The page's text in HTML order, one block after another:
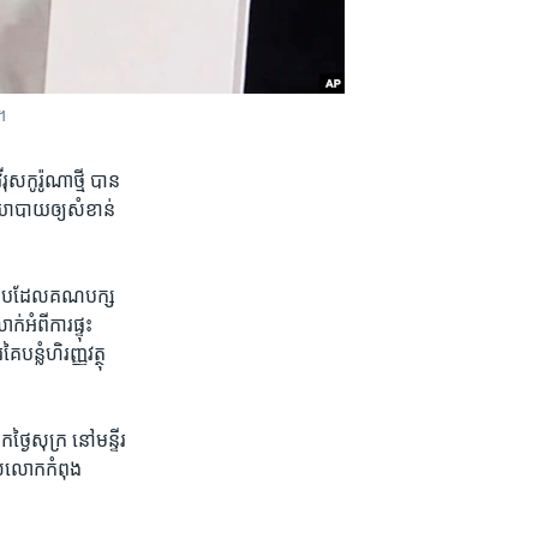
ស​កូរ៉ូណា​ថ្មី បាន​
ោបាយ​ឲ្យ​សំខាន់​
ៀប​ដែល​គណបក្ស​
អំពី​ការ​ផ្ទុះ​
ន្លំ​ហិរញ្ញវត្ថុ​
ងៃ​សុក្រ នៅ​មន្ទីរ
ល​លោក​កំពុង​